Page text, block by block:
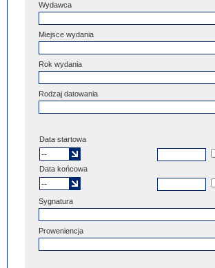
Wydawca
Miejsce wydania
Rok wydania
Rodzaj datowania
Data startowa
Data końcowa
Sygnatura
Proweniencja